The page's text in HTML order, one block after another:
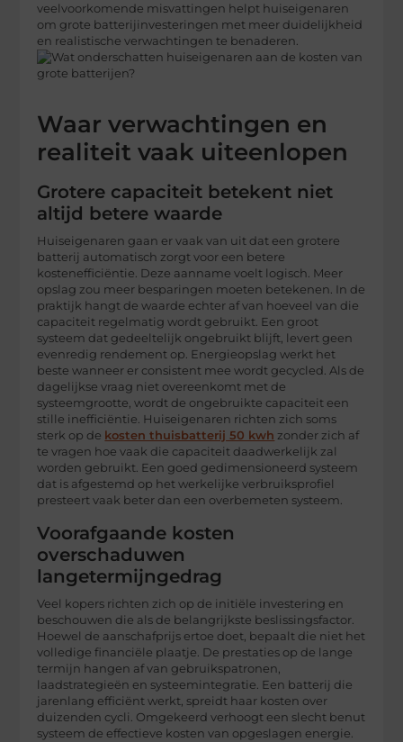
veelvoorkomende misvattingen helpt huiseigenaren
om grote batterijinvesteringen met meer duidelijkheid
en realistische verwachtingen te benaderen.
Waar verwachtingen en
realiteit vaak uiteenlopen
Grotere capaciteit betekent niet
altijd betere waarde
Huiseigenaren gaan er vaak van uit dat een grotere
batterij automatisch zorgt voor een betere
kostenefficiëntie. Deze aanname voelt logisch. Meer
opslag zou meer besparingen moeten betekenen. In de
praktijk hangt de waarde echter af van hoeveel van die
capaciteit regelmatig wordt gebruikt. Een groot
systeem dat gedeeltelijk ongebruikt blijft, levert geen
evenredig rendement op. Energieopslag werkt het
beste wanneer er consistent mee wordt gecycled. Als de
dagelijkse vraag niet overeenkomt met de
systeemgrootte, wordt de ongebruikte capaciteit een
stille inefficiëntie. Huiseigenaren richten zich soms
sterk op de kosten thuisbatterij 50 kwh zonder zich af
te vragen hoe vaak die capaciteit daadwerkelijk zal
worden gebruikt. Een goed gedimensioneerd systeem
dat is afgestemd op het werkelijke verbruiksprofiel
presteert vaak beter dan een overbemeten systeem.
Voorafgaande kosten
overschaduwen
langetermijngedrag
Veel kopers richten zich op de initiële investering en
beschouwen die als de belangrijkste beslissingsfactor.
Hoewel de aanschafprijs ertoe doet, bepaalt die niet het
volledige financiële plaatje. De prestaties op de lange
termijn hangen af van gebruikspatronen,
laadstrategieën en systeemintegratie. Een batterij die
jarenlang efficiënt werkt, spreidt haar kosten over
duizenden cycli. Omgekeerd verhoogt een slecht benut
systeem de effectieve kosten van opgeslagen energie.